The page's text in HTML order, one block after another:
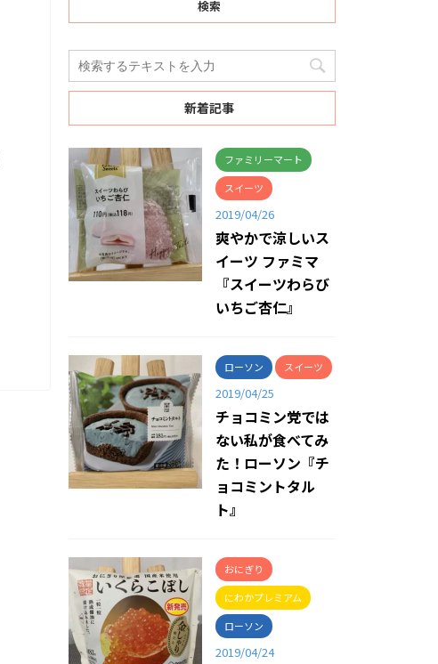
検索
新着記事
ファミリーマート
スイーツ
2019/04/26
爽やかで涼しいス
イーツ ファミマ
『スイーツわらび
いちご杏仁』
ローソン スイーツ
2019/04/25
チョコミン党では
ない私が食べてみ
た！ローソン『チ
ョコミントタル
ト』
おにぎり
にわかプレミアム
ローソン
2019/04/24